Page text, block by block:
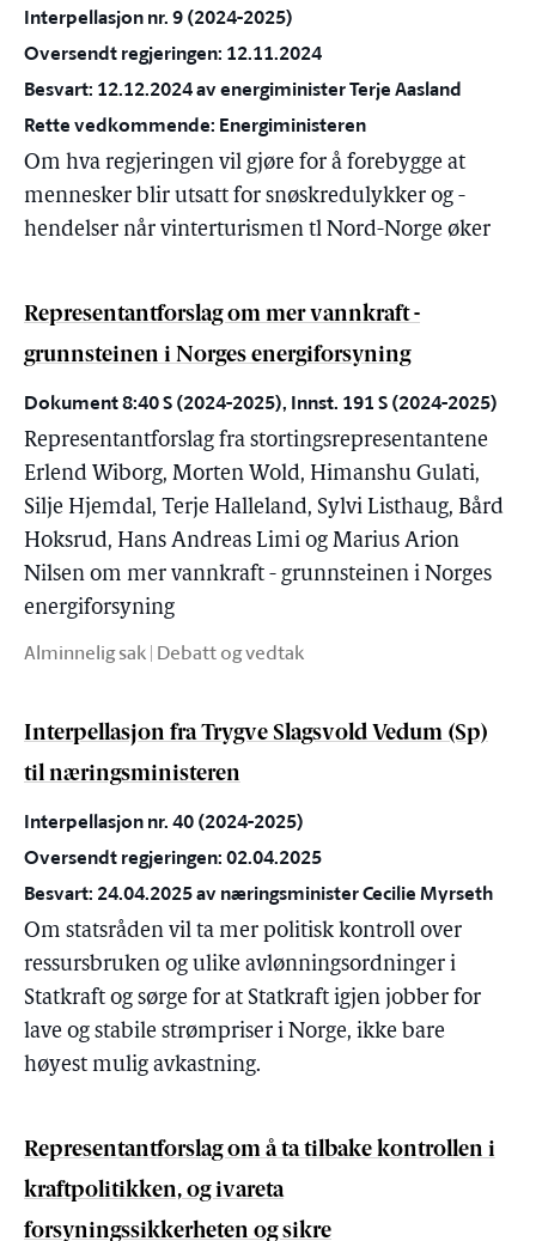
Interpellasjon nr. 9 (2024-2025)
Oversendt regjeringen: 12.11.2024
Besvart: 12.12.2024 av energiminister Terje Aasland
Rette vedkommende: Energiministeren
Om hva regjeringen vil gjøre for å forebygge at
mennesker blir utsatt for snøskredulykker og -
hendelser når vinterturismen tl Nord-Norge øker
Representantforslag om mer vannkraft -
grunnsteinen i Norges energiforsyning
Dokument 8:40 S (2024-2025), Innst. 191 S (2024-2025)
Representantforslag fra stortingsrepresentantene
Erlend Wiborg, Morten Wold, Himanshu Gulati,
Silje Hjemdal, Terje Halleland, Sylvi Listhaug, Bård
Hoksrud, Hans Andreas Limi og Marius Arion
Nilsen om mer vannkraft - grunnsteinen i Norges
energiforsyning
Alminnelig sak | Debatt og vedtak
Interpellasjon fra Trygve Slagsvold Vedum (Sp)
til næringsministeren
Interpellasjon nr. 40 (2024-2025)
Oversendt regjeringen: 02.04.2025
Besvart: 24.04.2025 av næringsminister Cecilie Myrseth
Om statsråden vil ta mer politisk kontroll over
ressursbruken og ulike avlønningsordninger i
Statkraft og sørge for at Statkraft igjen jobber for
lave og stabile strømpriser i Norge, ikke bare
høyest mulig avkastning.
Representantforslag om å ta tilbake kontrollen i
kraftpolitikken, og ivareta
forsyningssikkerheten og sikre